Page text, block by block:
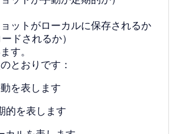
ョットがローカルに保存されるか
ドされるか）
す。
とおりです：
を表します
的を表します